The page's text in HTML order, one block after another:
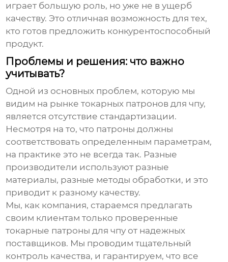
играет большую роль, но уже не в ущерб
качеству. Это отличная возможность для тех,
кто готов предложить конкурентоспособный
продукт.
Проблемы и решения: что важно
учитывать?
Одной из основных проблем, которую мы
видим на рынкетокарных патронов для чпу,
является отсутствие стандартизации.
Несмотря на то, что патроны должны
соответствовать определенным параметрам,
на практике это не всегда так. Разные
производители используют разные
материалы, разные методы обработки, и это
приводит к разному качеству.
Мы, как компания, стараемся предлагать
своим клиентам только проверенные
токарные патроны для чпу от надежных
поставщиков. Мы проводим тщательный
контроль качества, и гарантируем, что все